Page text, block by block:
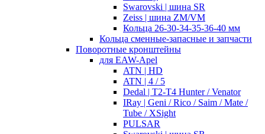
Swarovski | шина SR
Zeiss | шина ZM/VM
Кольца 26-30-34-35-36-40 мм
Кольца сменные-запасные и запчасти
Поворотные кронштейны
для EAW-Apel
ATN | HD
ATN | 4 / 5
Dedal | T2-T4 Hunter / Venator
IRay | Geni / Rico / Saim / Mate /
Tube / XSight
PULSAR